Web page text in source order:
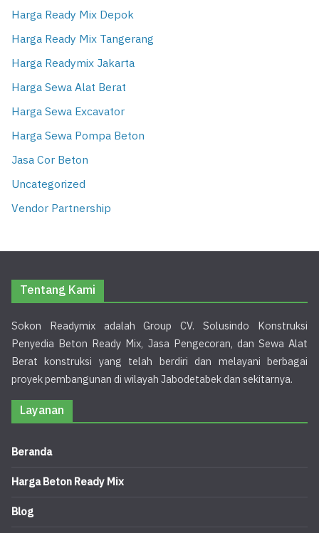
Harga Ready Mix Depok
Harga Ready Mix Tangerang
Harga Readymix Jakarta
Harga Sewa Alat Berat
Harga Sewa Excavator
Harga Sewa Pompa Beton
Jasa Cor Beton
Uncategorized
Vendor Partnership
Tentang Kami
Sokon Readymix adalah Group CV. Solusindo Konstruksi
Penyedia Beton Ready Mix, Jasa Pengecoran, dan Sewa Alat
Berat konstruksi yang telah berdiri dan melayani berbagai
proyek pembangunan di wilayah Jabodetabek dan sekitarnya.
Layanan
Beranda
Harga Beton Ready Mix
Blog